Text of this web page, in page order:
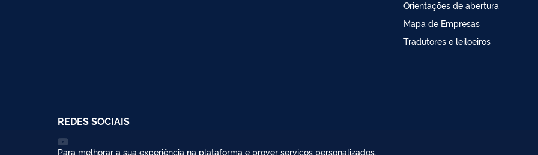
Orientações de abertura
Mapa de Empresas
Tradutores e leiloeiros
REDES SOCIAIS
Para melhorar a sua experiência na plataforma e prover serviços personalizados,